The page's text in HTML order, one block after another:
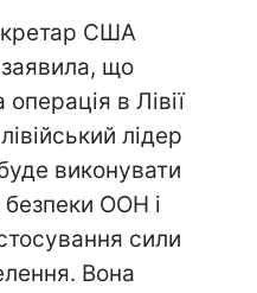
США
заявила, що
в Лівії
лідер
виконувати
ООН і
сили
Вона